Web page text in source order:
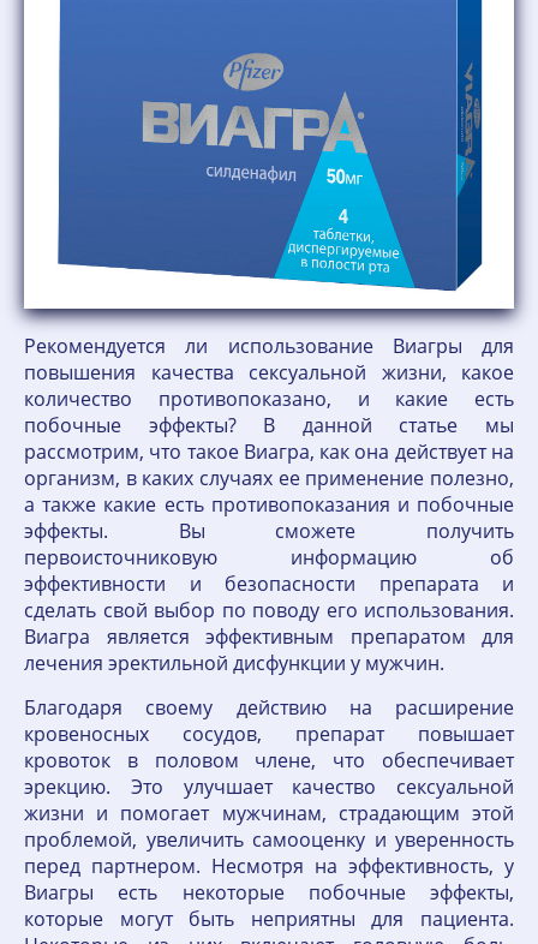
Рекомендуется ли использование Виагры для
повышения качества сексуальной жизни, какое
количество противопоказано, и какие есть
побочные эффекты? В данной статье мы
рассмотрим, что такое Виагра, как она действует на
организм, в каких случаях ее применение полезно,
а также какие есть противопоказания и побочные
эффекты. Вы сможете получить
первоисточниковую информацию об
эффективности и безопасности препарата и
сделать свой выбор по поводу его использования.
Виагра является эффективным препаратом для
лечения эректильной дисфункции у мужчин.
Благодаря своему действию на расширение
кровеносных сосудов, препарат повышает
кровоток в половом члене, что обеспечивает
эрекцию. Это улучшает качество сексуальной
жизни и помогает мужчинам, страдающим этой
проблемой, увеличить самооценку и уверенность
перед партнером. Несмотря на эффективность, у
Виагры есть некоторые побочные эффекты,
которые могут быть неприятны для пациента.